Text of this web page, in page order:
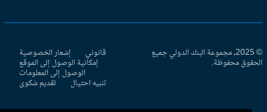
© 2025، مجموعة البنك الدولي جميع
محفوظة.
قانوني إشعار الخصوصية
إمكانية الوصول إلى الموقع
الوصول إلى المعلومات
تنبيه احتيال تقديم شكوى